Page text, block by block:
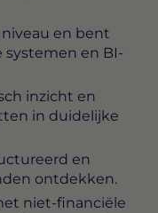
en bent
en BI-
inzicht en
in duidelijke
en
ontdekken.
niet-financiële